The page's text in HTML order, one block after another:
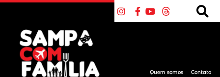
Quem somos Contato